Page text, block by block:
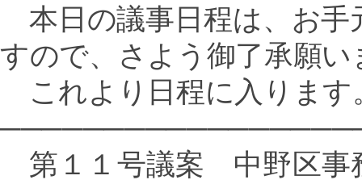
本日の議事日程は、お手
すので、さよう御了承願い
これより日程に入ります
第１１号議案 中野区事